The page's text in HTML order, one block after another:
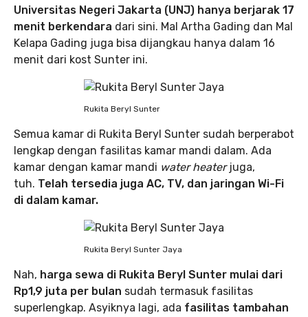
Universitas Negeri Jakarta (UNJ) hanya berjarak 17
menit berkendara dari sini. Mal Artha Gading dan Mal
Kelapa Gading juga bisa dijangkau hanya dalam 16
menit dari kost Sunter ini.
Rukita Beryl Sunter
Semua kamar di Rukita Beryl Sunter sudah berperabot
lengkap dengan fasilitas kamar mandi dalam. Ada
kamar dengan kamar mandi water heaterjuga,
tuh. Telah tersedia juga AC, TV, dan jaringan Wi-Fi
di dalam kamar.
Rukita Beryl Sunter Jaya
Nah, harga sewa di Rukita Beryl Sunter mulai dari
Rp1,9 juta per bulan sudah termasuk fasilitas
superlengkap. Asyiknya lagi, ada fasilitas tambahan